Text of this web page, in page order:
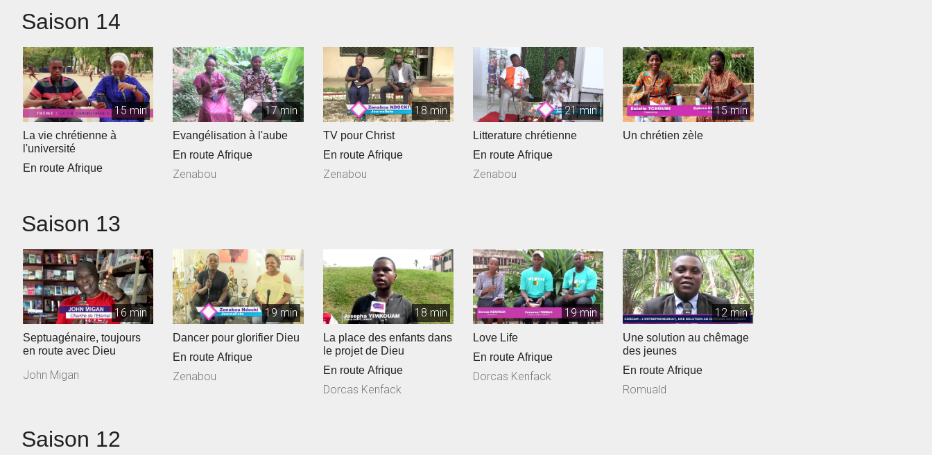
Saison 14
15 min
La vie chrétienne à
l'université
En route Afrique
17 min
Evangélisation à l'aube
En route Afrique
Zenabou
18 min
TV pour Christ
En route Afrique
Zenabou
21 min
Litterature chrétienne
En route Afrique
Zenabou
15 min
Un chrétien zèle
Saison 13
16 min
Septuagénaire, toujours
en route avec Dieu
John Migan
19 min
Dancer pour glorifier Dieu
En route Afrique
Zenabou
18 min
La place des enfants dans
le projet de Dieu
En route Afrique
Dorcas Kenfack
19 min
Love Life
En route Afrique
Dorcas Kenfack
12 min
Une solution au chêmage
des jeunes
En route Afrique
Romuald
Saison 12